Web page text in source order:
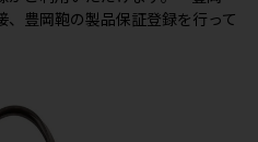
豊岡鞄の製品保証登録を行って